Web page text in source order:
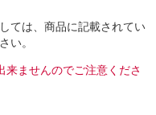
ては、商品に記載されてい
い。
ませんのでご注意くださ